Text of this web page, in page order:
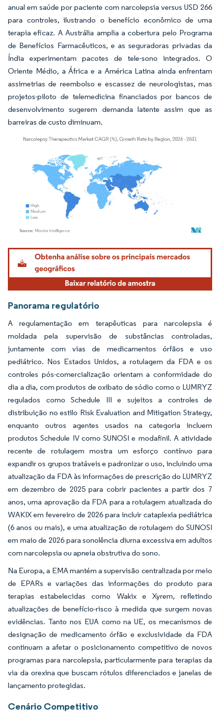
anual em saúde por paciente com narcolepsia versus USD 266
para controles, ilustrando o benefício econômico de uma
terapia eficaz. A Austrália amplia a cobertura pelo Programa
de Benefícios Farmacêuticos, e as seguradoras privadas da
Índia experimentam pacotes de tele-sono integrados. O
Oriente Médio, a África e a América Latina ainda enfrentam
assimetrias de reembolso e escassez de neurologistas, mas
projetos-piloto de telemedicina financiados por bancos de
desenvolvimento sugerem demanda latente assim que as
barreiras de custo diminuam.
Imagem © Mordor Intelligence. O reuso requer atribuição conforme CC BY 4.0.
Panorama regulatório
A regulamentação em terapêuticas para narcolepsia é
moldada pela supervisão de substâncias controladas,
juntamente com vias de medicamentos órfãos e uso
pediátrico. Nos Estados Unidos, a rotulagem da FDA e os
controles pós-comercialização orientam a conformidade do
dia a dia, com produtos de oxibato de sódio como o LUMRYZ
regulados como Schedule III e sujeitos a controles de
distribuição no estilo Risk Evaluation and Mitigation Strategy,
enquanto outros agentes usados na categoria incluem
produtos Schedule IV como SUNOSI e modafinil. A atividade
recente de rotulagem mostra um esforço contínuo para
expandir os grupos tratáveis e padronizar o uso, incluindo uma
atualização da FDA às informações de prescrição do LUMRYZ
em dezembro de 2025 para cobrir pacientes a partir dos 7
anos, uma aprovação da FDA para a rotulagem atualizada do
WAKIX em fevereiro de 2026 para incluir cataplexia pediátrica
(6 anos ou mais), e uma atualização de rotulagem do SUNOSI
em maio de 2026 para sonolência diurna excessiva em adultos
com narcolepsia ou apneia obstrutiva do sono.
Na Europa, a EMA mantém a supervisão centralizada por meio
de EPARs e variações das informações do produto para
terapias estabelecidas como Wakix e Xyrem, refletindo
atualizações de benefício-risco à medida que surgem novas
evidências. Tanto nos EUA como na UE, os mecanismos de
designação de medicamento órfão e exclusividade da FDA
continuam a afetar o posicionamento competitivo de novos
programas para narcolepsia, particularmente para terapias da
via da orexina que buscam rótulos diferenciados e janelas de
lançamento protegidas.
Cenário Competitivo